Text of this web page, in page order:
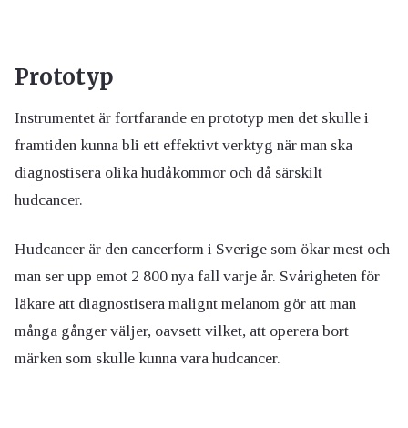
Prototyp
Instrumentet är fortfarande en prototyp men det skulle i
framtiden kunna bli ett effektivt verktyg när man ska
diagnostisera olika hudåkommor och då särskilt
hudcancer.
Hudcancer är den cancerform i Sverige som ökar mest och
man ser upp emot 2 800 nya fall varje år. Svårigheten för
läkare att diagnostisera malignt melanom gör att man
många gånger väljer, oavsett vilket, att operera bort
märken som skulle kunna vara hudcancer.